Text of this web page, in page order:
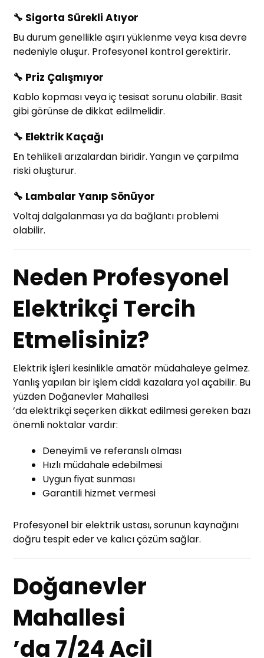
🔧 Sigorta Sürekli Atıyor
Bu durum genellikle aşırı yüklenme veya kısa devre
nedeniyle oluşur. Profesyonel kontrol gerektirir.
🔧 Priz Çalışmıyor
Kablo kopması veya iç tesisat sorunu olabilir. Basit
gibi görünse de dikkat edilmelidir.
🔧 Elektrik Kaçağı
En tehlikeli arızalardan biridir. Yangın ve çarpılma
riski oluşturur.
🔧 Lambalar Yanıp Sönüyor
Voltaj dalgalanması ya da bağlantı problemi
olabilir.
Neden Profesyonel
Elektrikçi Tercih
Etmelisiniz?
Elektrik işleri kesinlikle amatör müdahaleye gelmez.
Yanlış yapılan bir işlem ciddi kazalara yol açabilir. Bu
yüzden Doğanevler Mahallesi
’da elektrikçi seçerken dikkat edilmesi gereken bazı
önemli noktalar vardır:
Deneyimli ve referanslı olması
Hızlı müdahale edebilmesi
Uygun fiyat sunması
Garantili hizmet vermesi
Profesyonel bir elektrik ustası, sorunun kaynağını
doğru tespit eder ve kalıcı çözüm sağlar.
Doğanevler
Mahallesi
’da 7/24 Acil